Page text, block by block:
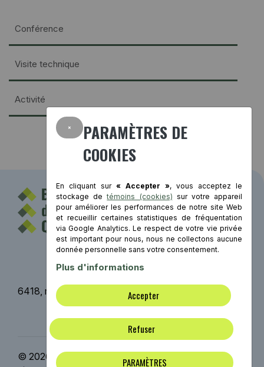
Conférence
Visite technique
Activité
Contact
6418, rue St-Hubert, Montréal (Québec) H2S 2M2
© 2026 Bâtiment durable Québec | Tous droits
×
PARAMÈTRES DE
COOKIES
En cliquant sur « Accepter », vous acceptez le
stockage detémoins (cookies) sur votre appareil
pour améliorer les performances de notre site Web
et recueillir certaines statistiques de fréquentation
via Google Analytics. Le respect de votre vie privée
est important pour nous, nous ne collectons aucune
donnée personnelle sans votre consentement.
Plus d'informations
Accepter
Refuser
PARAMÈTRES